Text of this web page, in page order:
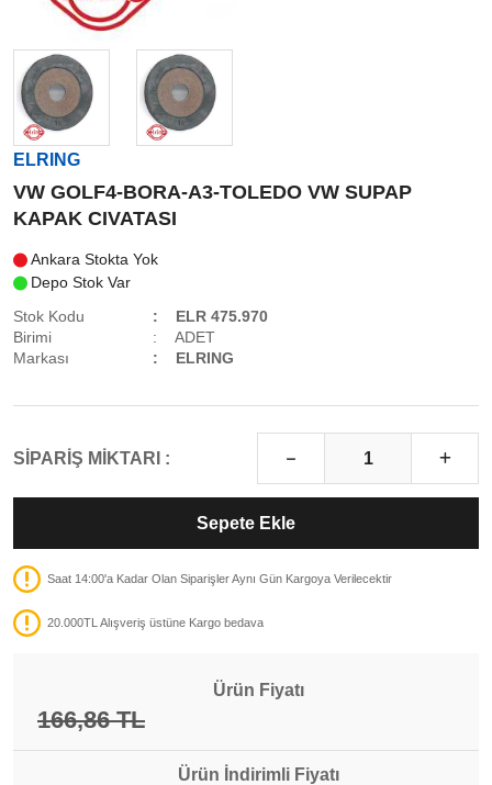
ELRING
VW GOLF4-BORA-A3-TOLEDO VW SUPAP
KAPAK CIVATASI
Ankara Stokta Yok
Depo Stok Var
Stok Kodu
ELR 475.970
Birimi
ADET
Markası
ELRING
SİPARİŞ MİKTARI :
Sepete Ekle
Saat 14:00'a Kadar Olan Siparişler Aynı Gün Kargoya Verilecektir
20.000TL Alışveriş üstüne Kargo bedava
Ürün Fiyatı
166,86 TL
Ürün İndirimli Fiyatı